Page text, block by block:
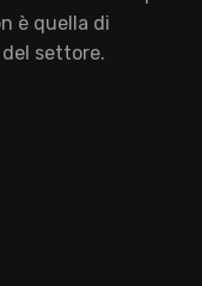
è quella di
settore.